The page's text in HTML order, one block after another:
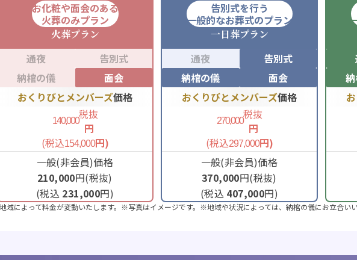
お化粧や面会のある
火葬のみプラン
火葬プラン
通夜
告別式
納棺の儀
面会
おくりびとメンバーズ価格
140,000税抜
円
(税込154,000円)
一般(非会員)価格
210,000円(税抜)
(税込 231,000円)
告別式を行う
一般的なお葬式のプラン
一日葬プラン
通夜
告別式
納棺の儀
面会
おくりびとメンバーズ価格
270,000税抜
円
(税込297,000円)
一般(非会員)価格
370,000円(税抜)
(税込 407,000円)
によって料金が変動いたします。※写真はイメージです。※地域や状況によっては、納棺の儀にお立合いい